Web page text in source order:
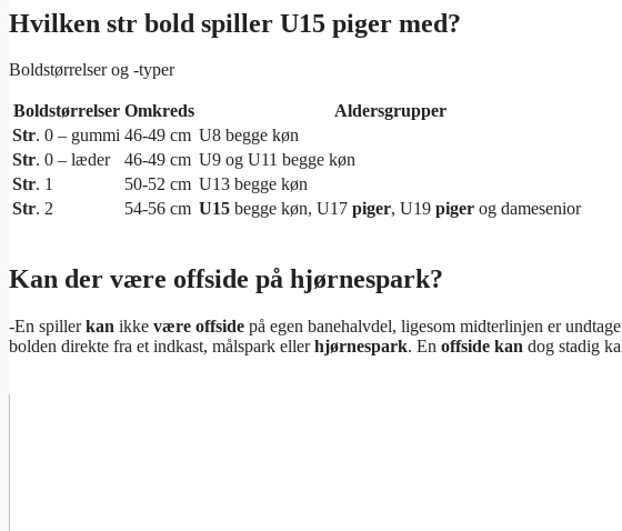
Hvilken str bold spiller U15 piger med?
Boldstørrelser og -typer
Boldstørrelser Omkreds
Aldersgrupper
Str. 0 – gummi 46-49 cm U8 begge køn
Str. 0 – læder 46-49 cm U9 og U11 begge køn
Str. 1 50-52 cm U13 begge køn
Str. 2 54-56 cm U15 begge køn, U17 piger, U19 piger og damesenior
Kan der være offside på hjørnespark?
-En spillerkan ikke være offside på egen banehalvdel, ligesom midterlinjen er
bolden direkte fra et indkast, målspark ellerhjørnespark. En offside kan dog stadig